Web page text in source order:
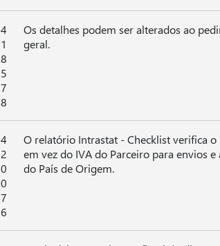
4
1
8
5
7
8
Os detalhes podem ser alterados ao
geral.
4
2
0
0
7
6
O relatório Intrastat - Checklist verifica
em vez do IVA do Parceiro para envios
do País de Origem.